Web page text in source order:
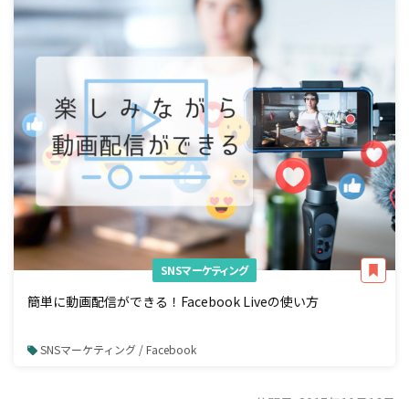
SNSマーケティング
簡単に動画配信ができる！Facebook Liveの使い方
SNSマーケティング / Facebook